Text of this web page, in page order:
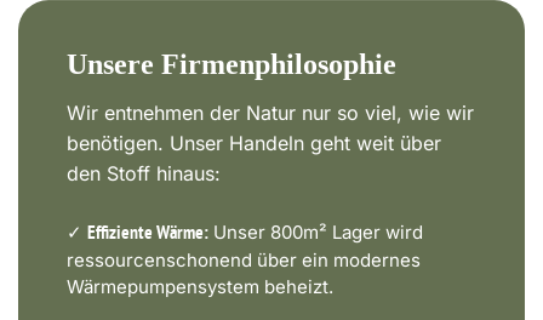
Unsere Firmenphilosophie
Wir entnehmen der Natur nur so viel, wie wir
benötigen. Unser Handeln geht weit über
den Stoff hinaus:
✓ Effiziente Wärme: Unser 800m² Lager wird
ressourcenschonend über ein modernes
Wärmepumpensystem beheizt.